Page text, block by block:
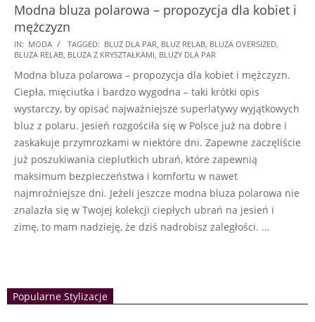
Modna bluza polarowa – propozycja dla kobiet i
mężczyzn
2024-
11-
12
IN: MODA TAGGED: BLUZ DLA PAR BLUZ RELAB BLUZA OVERSIZED
BLUZA RELAB BLUZA Z KRYSZTAŁKAMI BLUZY DLA PAR
Modna bluza polarowa – propozycja dla kobiet i mężczyzn.
Ciepła, mięciutka i bardzo wygodna – taki krótki opis
wystarczy, by opisać najważniejsze superlatywy wyjątkowych
bluz z polaru. Jesień rozgościła się w Polsce już na dobre i
zaskakuje przymrozkami w niektóre dni. Zapewne zaczęliście
już poszukiwania cieplutkich ubrań, które zapewnią
maksimum bezpieczeństwa i komfortu w nawet
najmroźniejsze dni. Jeżeli jeszcze modna bluza polarowa nie
znalazła się w Twojej kolekcji ciepłych ubrań na jesień i
zimę, to mam nadzieję, że dziś nadrobisz zaległości. …
Popularne Stylizacje